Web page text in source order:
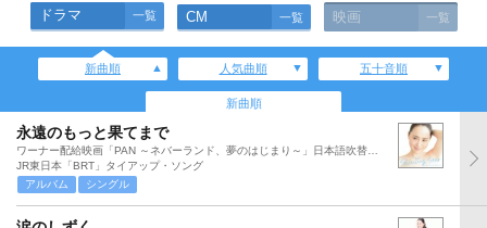
ドラマ 一覧 CM 一覧 映画 一覧
新曲順 人気曲順 五十音順
新曲順
永遠のもっと果てまで
ワーナー配給映画「PAN ～ネバーランド、夢のはじまり～」日本語吹替版主題歌
JR東日本「BRT」タイアップ・ソング
アルバム
シングル